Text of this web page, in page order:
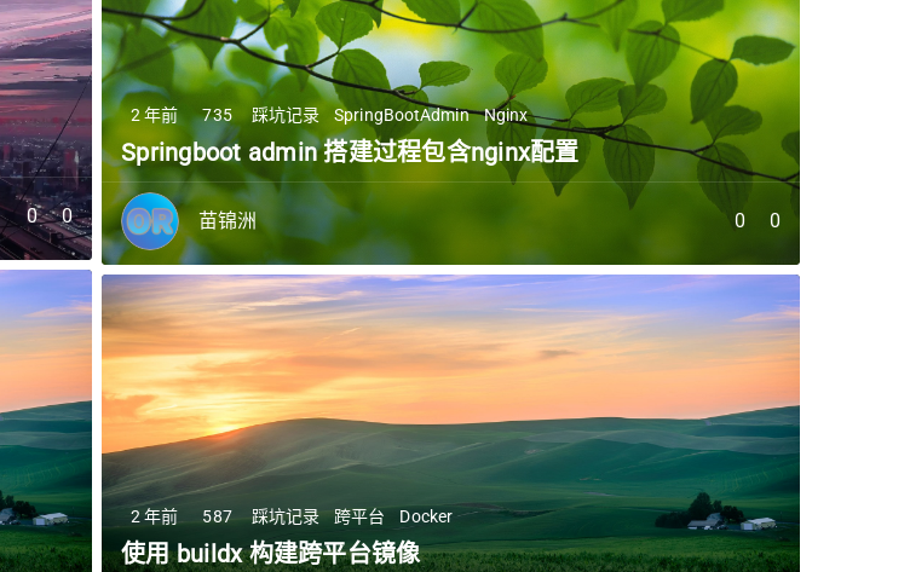
0 0
2 年前 735 踩坑记录 SpringBootAdmin Nginx
Springboot admin 搭建过程包含nginx配置
苗锦洲 0 0
2 年前 587 踩坑记录 跨平台 Docker
使用 buildx 构建跨平台镜像